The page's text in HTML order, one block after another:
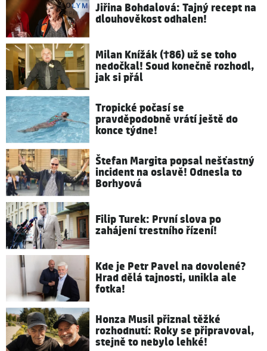
Jiřina Bohdalová: Tajný recept na
dlouhověkost odhalen!
Milan Knížák (†86) už se toho
nedočkal! Soud konečně rozhodl,
jak si přál
Tropické počasí se
pravděpodobně vrátí ještě do
konce týdne!
Štefan Margita popsal nešťastný
incident na oslavě! Odnesla to
Borhyová
Filip Turek: První slova po
zahájení trestního řízení!
Kde je Petr Pavel na dovolené?
Hrad dělá tajnosti, unikla ale
fotka!
Honza Musil přiznal těžké
rozhodnutí: Roky se připravoval,
stejně to nebylo lehké!